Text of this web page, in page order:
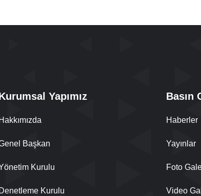
Yapımız
Hakkımızda
Başkan
Kurulu
Denetleme Kurulu
Basın
Haberler
Yayınlar
Foto
Video